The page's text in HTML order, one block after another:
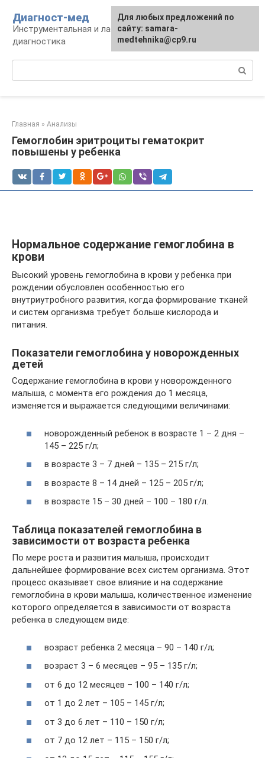
контенту
Диагност-мед
Инструментальная и лабораторная
диагностика
Главная » Анализы
Гемоглобин эритроциты гематокрит
повышены у ребенка
Нормальное содержание гемоглобина в
крови
Высокий уровень гемоглобина в крови у ребенка при
рождении обусловлен особенностью его
внутриутробного развития, когда формирование тканей
и систем организма требует больше кислорода и
питания.
Показатели гемоглобина у новорожденных
детей
Содержание гемоглобина в крови у новорожденного
малыша, с момента его рождения до 1 месяца,
изменяется и выражается следующими величинами:
новорожденный ребенок в возрасте 1 – 2 дня –
145 – 225 г/л;
в возрасте 3 – 7 дней – 135 – 215 г/л;
в возрасте 8 – 14 дней – 125 – 205 г/л;
в возрасте 15 – 30 дней – 100 – 180 г/л.
Таблица показателей гемоглобина в
зависимости от возраста ребенка
По мере роста и развития малыша, происходит
дальнейшее формирование всех систем организма. Этот
процесс оказывает свое влияние и на содержание
гемоглобина в крови малыша, количественное изменение
которого определяется в зависимости от возраста
ребенка в следующем виде:
возраст ребенка 2 месяца – 90 – 140 г/л;
возраст 3 – 6 месяцев – 95 – 135 г/л;
от 6 до 12 месяцев – 100 – 140 г/л;
от 1 до 2 лет – 105 – 145 г/л;
от 3 до 6 лет – 110 – 150 г/л;
от 7 до 12 лет – 115 – 150 г/л;
Для любых предложений по
сайту: samara-
medtehnika@cp9.ru